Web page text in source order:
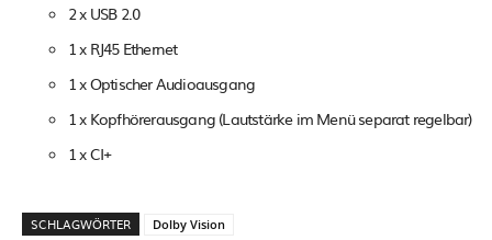
2 x USB 2.0
1 x RJ45 Ethernet
1 x Optischer Audioausgang
1 x Kopfhörerausgang (Lautstärke im Menü separat regelbar)
1 x CI+
SCHLAGWÖRTER Dolby Vision